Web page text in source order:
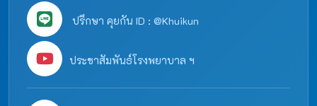
ปรึกษา คุยกัน ID : @Khuikun
ประชาสัมพันธ์โรงพยาบาล ฯ